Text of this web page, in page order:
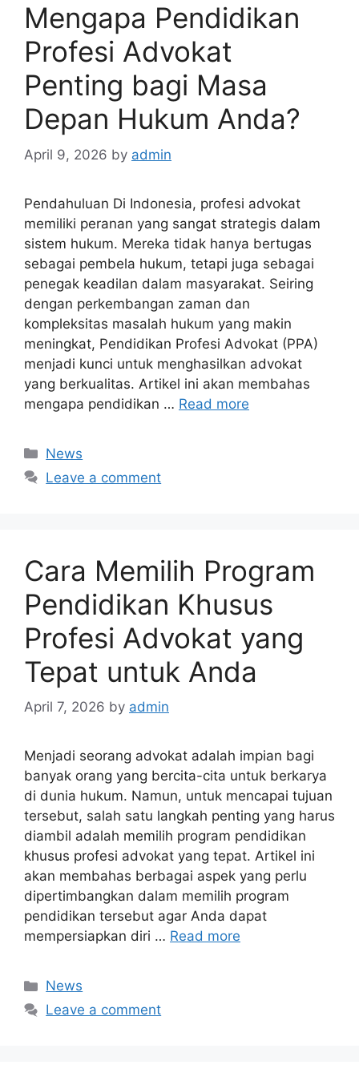
Mengapa Pendidikan
Profesi Advokat
Penting bagi Masa
Depan Hukum Anda?
April 9, 2026 by admin
Pendahuluan Di Indonesia, profesi advokat
memiliki peranan yang sangat strategis dalam
sistem hukum. Mereka tidak hanya bertugas
sebagai pembela hukum, tetapi juga sebagai
penegak keadilan dalam masyarakat. Seiring
dengan perkembangan zaman dan
kompleksitas masalah hukum yang makin
meningkat, Pendidikan Profesi Advokat (PPA)
menjadi kunci untuk menghasilkan advokat
yang berkualitas. Artikel ini akan membahas
mengapa pendidikan … Read more
Categories
News
Leave a comment
Cara Memilih Program
Pendidikan Khusus
Profesi Advokat yang
Tepat untuk Anda
April 7, 2026 by admin
Menjadi seorang advokat adalah impian bagi
banyak orang yang bercita-cita untuk berkarya
di dunia hukum. Namun, untuk mencapai tujuan
tersebut, salah satu langkah penting yang harus
diambil adalah memilih program pendidikan
khusus profesi advokat yang tepat. Artikel ini
akan membahas berbagai aspek yang perlu
dipertimbangkan dalam memilih program
pendidikan tersebut agar Anda dapat
mempersiapkan diri … Read more
Categories
News
Leave a comment